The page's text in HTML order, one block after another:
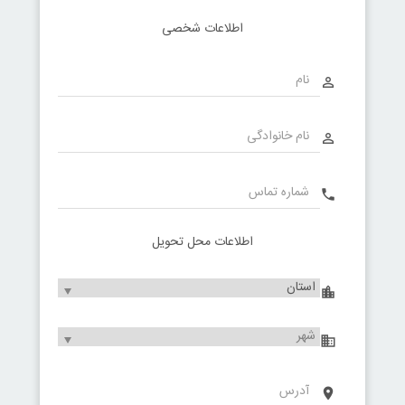
اطلاعات شخصی
person_outline
person_outline
phone
اطلاعات محل تحویل
location_city
domain
place